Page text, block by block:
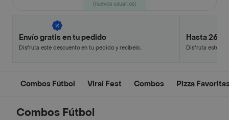
(nuevos usuarios)
Envío gratis en tu pedido
Disfruta este descuento en tu pedido y recíbelo
Hasta 26%
Disfruta este
Combos Fútbol Viral Fest Combos Pizza
Combos Fútbol